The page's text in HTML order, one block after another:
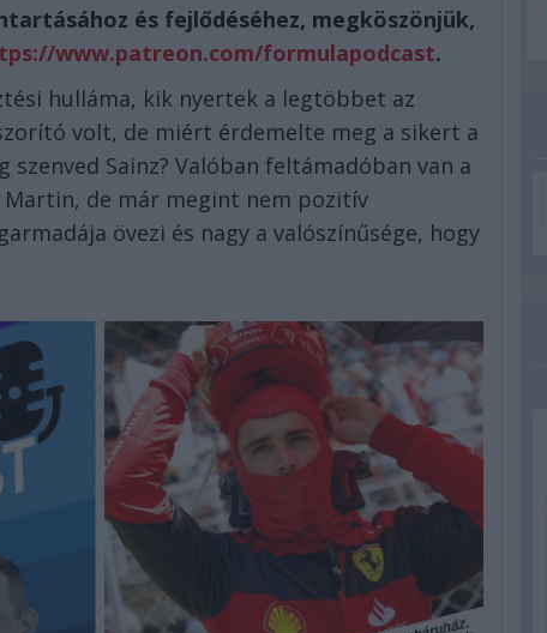
és fejlődéséhez, megköszönjük,
www.patreon.com/formulapodcast.
hulláma, kik nyertek a legtöbbet az
volt, de miért érdemelte meg a sikert a
Sainz? Valóban feltámadóban van a
Martin, de már megint nem pozitív
övezi és nagy a valószínűsége, hogy